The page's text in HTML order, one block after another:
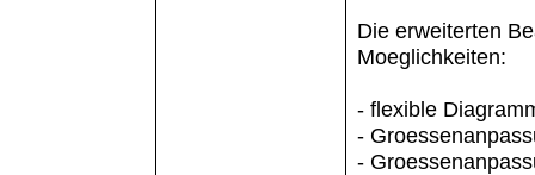
Die erweiterten
Moeglichkeiten:
- flexible
-
-